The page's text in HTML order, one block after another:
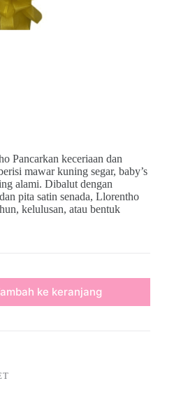
Pancarkan keceriaan dan
mawar kuning segar, baby’s
alami. Dibalut dengan
pita satin senada, Llorentho
kelulusan, atau bentuk
ke keranjang